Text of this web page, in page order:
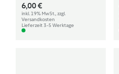
6,00 €
inkl. 19% MwSt., zzgl.
Versandkosten
Lieferzeit 3-5 Werktage